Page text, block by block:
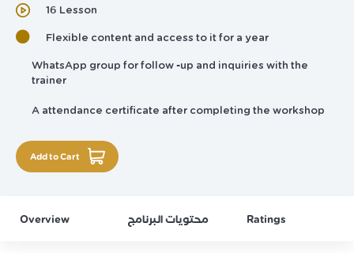
16 Lesson
Flexible content and access to it for a year
WhatsApp group for follow -up and inquiries with the
trainer
A attendance certificate after completing the workshop
Add to Cart
Overview محتويات البرنامج Ratings